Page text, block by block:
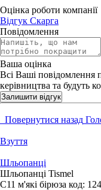
Оцінка роботи компанії
Відгук Скарга
Повідомлення
Ваша оцінка
Всі Ваші повідомлення
керівництва та будуть
Залишити відгук
Повернутися назад
Взуття
Шльопанці
Шльопанці Tismel
C11 м'які бірюза код: